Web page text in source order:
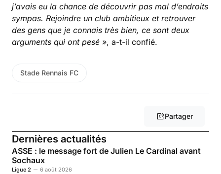
j’avais eu la chance de découvrir pas mal d’endroits
sympas. Rejoindre un club ambitieux et retrouver
des gens que je connais très bien, ce sont deux
arguments qui ont pesé », a-t-il confié.
Stade Rennais FC
Partager
Dernières actualités
ASSE : le message fort de Julien Le Cardinal avant
Sochaux
Ligue 2 6 août 2026